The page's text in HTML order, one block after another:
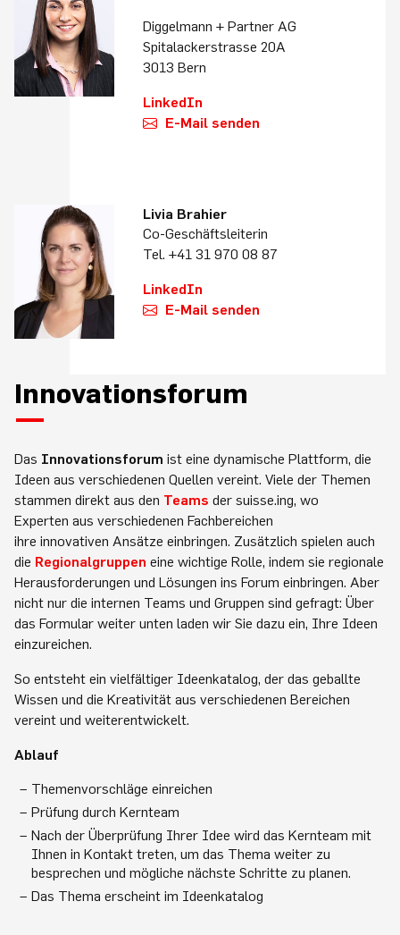
Diggelmann + Partner AG
Spitalackerstrasse 20A
3013 Bern
LinkedIn
E-Mail senden
Livia Brahier
Co-Geschäftsleiterin
Tel. +41 31 970 08 87
LinkedIn
E-Mail senden
Innovationsforum
Das Innovationsforum ist eine dynamische Plattform, die
Ideen aus verschiedenen Quellen vereint. Viele der Themen
stammen direkt aus den Teams der suisse.ing, wo
Experten aus verschiedenen Fachbereichen
ihre innovativen Ansätze einbringen. Zusätzlich spielen auch
die Regionalgruppen eine wichtige Rolle, indem sie regionale
Herausforderungen und Lösungen ins Forum einbringen. Aber
nicht nur die internen Teams und Gruppen sind gefragt: Über
das Formular weiter unten laden wir Sie dazu ein, Ihre Ideen
einzureichen.
So entsteht ein vielfältiger Ideenkatalog, der das geballte
Wissen und die Kreativität aus verschiedenen Bereichen
vereint und weiterentwickelt.
Ablauf
Themenvorschläge einreichen
Prüfung durch Kernteam
Nach der Überprüfung Ihrer Idee wird das Kernteam mit
Ihnen in Kontakt treten, um das Thema weiter zu
besprechen und mögliche nächste Schritte zu planen.
Das Thema erscheint im Ideenkatalog